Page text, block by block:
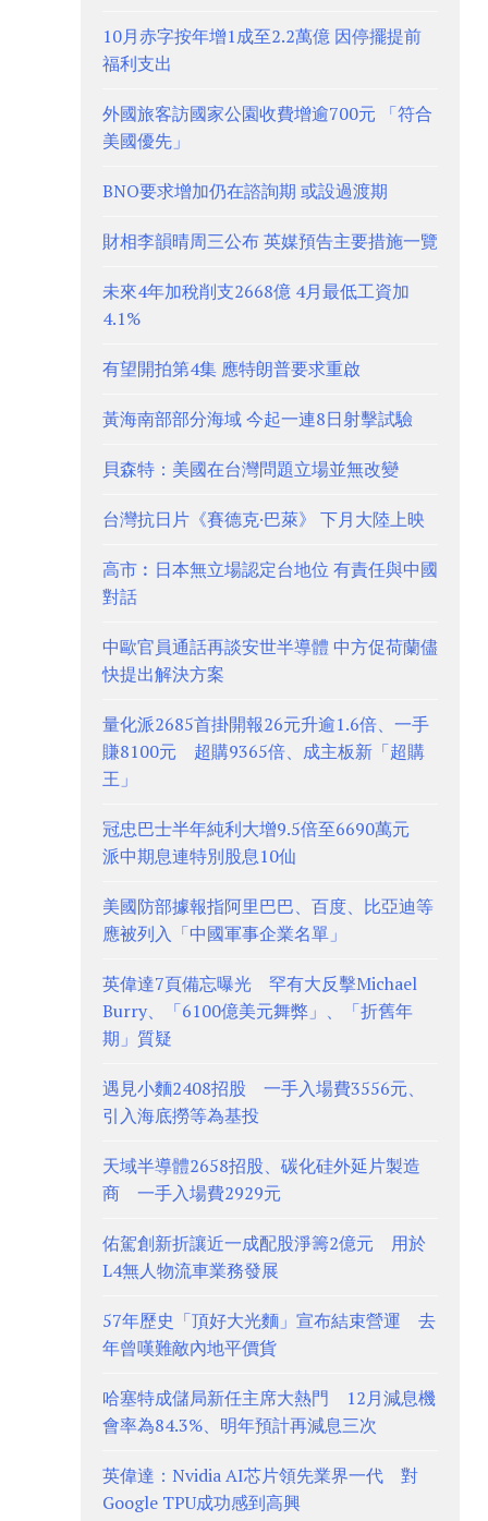
10月赤字按年增1成至2.2萬億 因停擺提前
福利支出
外國旅客訪國家公園收費增逾700元 「符合
美國優先」
BNO要求增加仍在諮詢期 或設過渡期
財相李韻晴周三公布 英媒預告主要措施一覽
未來4年加稅削支2668億 4月最低工資加
4.1%
有望開拍第4集 應特朗普要求重啟
黃海南部部分海域 今起一連8日射擊試驗
貝森特：美國在台灣問題立場並無改變
台灣抗日片《賽德克·巴萊》 下月大陸上映
高市︰日本無立場認定台地位 有責任與中國
對話
中歐官員通話再談安世半導體 中方促荷蘭儘
快提出解決方案
量化派2685首掛開報26元升逾1.6倍、一手
賺8100元 超購9365倍、成主板新「超購
王」
冠忠巴士半年純利大增9.5倍至6690萬元
派中期息連特別股息10仙
美國防部據報指阿里巴巴、百度、比亞迪等
應被列入「中國軍事企業名單」
英偉達7頁備忘曝光 罕有大反擊Michael
Burry、「6100億美元舞弊」、「折舊年
期」質疑
遇見小麵2408招股 一手入場費3556元、
引入海底撈等為基投
天域半導體2658招股、碳化硅外延片製造
商 一手入場費2929元
佑駕創新折讓近一成配股淨籌2億元 用於
L4無人物流車業務發展
57年歷史「頂好大光麵」宣布結束營運 去
年曾嘆難敵內地平價貨
哈塞特成儲局新任主席大熱門 12月減息機
會率為84.3%、明年預計再減息三次
英偉達：Nvidia AI芯片領先業界一代 對
Google TPU成功感到高興